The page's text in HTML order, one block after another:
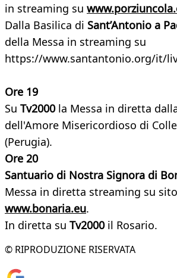
in streaming su
Dalla Basilica di Sant’Antonio a
della Messa in streaming su
https://www.santantonio.org/it/
Ore 19
Su Tv2000la Messa in diretta
dell'Amore Misericordioso di
(Perugia).
Ore 20
Santuario di Nostra Signora di
Messa in diretta streaming su sito
www.bonaria.eu.
In diretta su Tv2000il Rosario.
© RIPRODUZIONE RISERVATA